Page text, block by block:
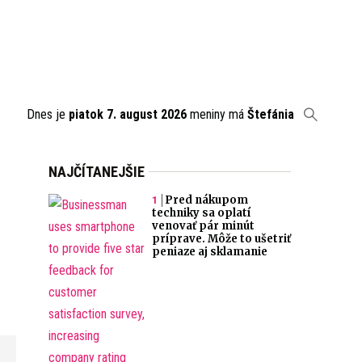
Dnes je piatok 7. august 2026 meniny má Štefánia
NAJČÍTANEJŠIE
Pred nákupom
techniky sa oplatí
venovať pár minút
príprave. Môže to ušetriť
peniaze aj sklamanie